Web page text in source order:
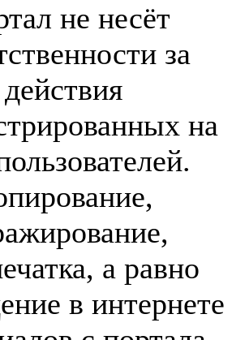
не несёт
за
действия
на
а равно
в интернете